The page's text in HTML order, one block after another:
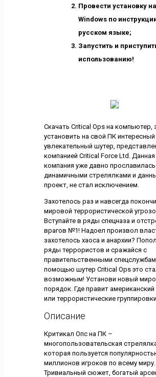
Провести установку на
Windows по
русском языке;
Запустить и
использованию!
Скачать Critical Ops на компьютер,
установить на свой ПК интересный
увлекательный шутер,
компанией Critical Force Ltd. Данная
компания уже давно
динамичными стрелялками и
проект, не стал исключением.
Захотелось раз и навсегда
мировой террористической
Вступайте в ряды спецназа и
врагов №1! Надоел произвол
захотелось хаоса и анархии?
ряды террористов и сражайся с
правительственными
помощью шутер Critical Ops это
возможным! Установи новый
порядок. Где правит американский
или террористические
Описание
Критикал Опс на ПК –
многопользовательская
которая пользуется
миллионов игроков по всему миру.
Тривиальный сюжет, богатый